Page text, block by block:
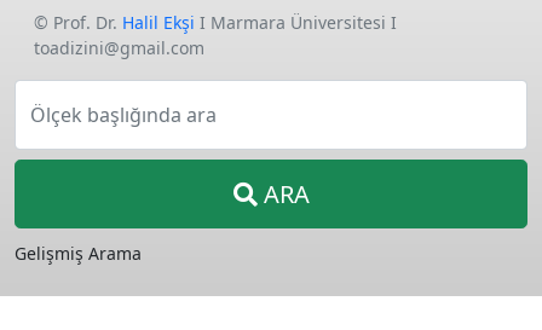
© Prof. Dr. Halil Ekşi I Marmara Üniversitesi I
toadizini@gmail.com
Ölçek başlığında ara
ARA
Gelişmiş Arama